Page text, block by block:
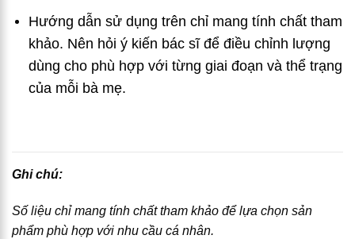
Hướng dẫn sử dụng trên chỉ mang tính chất tham
khảo. Nên hỏi ý kiến bác sĩ để điều chỉnh lượng
dùng cho phù hợp với từng giai đoạn và thể trạng
của mỗi bà mẹ.
Ghi chú:
Số liệu chỉ mang tính chất tham khảo để lựa chọn sản
phẩm phù hợp với nhu cầu cá nhân.